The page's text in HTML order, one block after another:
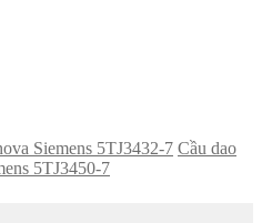
Siemens 5TJ3432-7 Cầu dao
5TJ3450-7